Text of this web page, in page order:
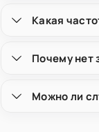
Какая
Почему нет
Можно ли